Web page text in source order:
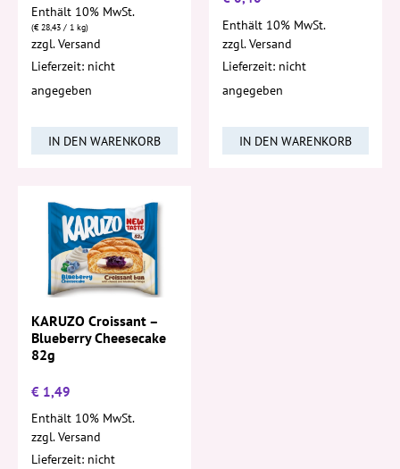
Enthält 10% MwSt.
(€28,43 / 1 kg)
zzgl.Versand
Lieferzeit: nicht
angegeben
IN DEN WARENKORB
Enthält 10% MwSt.
zzgl.Versand
Lieferzeit: nicht
angegeben
IN DEN WARENKORB
KARUZO Croissant –
Blueberry Cheesecake
82g
€ 1,49
Enthält 10% MwSt.
zzgl.Versand
Lieferzeit: nicht